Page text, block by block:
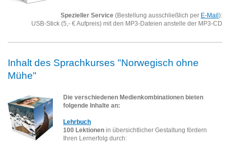
Spezieller Service (Bestellung ausschließlich per E-Mail):
USB-Stick (5,- € Aufpreis) mit den MP3-Dateien anstelle der MP3-CD
Inhalt des Sprachkurses "Norwegisch ohne
Mühe"
Die verschiedenen Medienkombinationen bieten
folgende Inhalte an:
Lehrbuch
100 Lektionen in übersichtlicher Gestaltung fördern
Ihren Lernerfolg durch: